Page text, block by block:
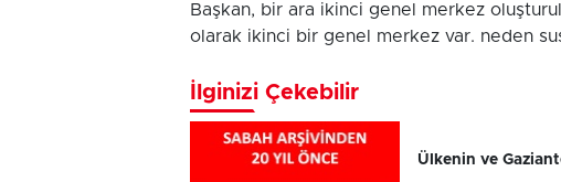
Başkan, bir ara ikinci genel merkez
olarak ikinci bir genel merkez var. neden
İlginizi Çekebilir
Ülkenin ve